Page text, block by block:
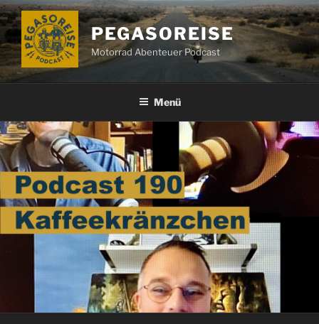
Zum
Inhalt
springen
PEGASOREISE
Motorrad Abenteuer Podcast
Menü